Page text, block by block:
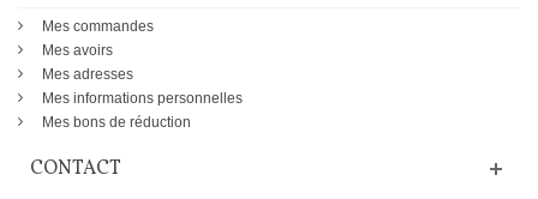
Mes commandes
Mes avoirs
Mes adresses
Mes informations personnelles
Mes bons de réduction
CONTACT